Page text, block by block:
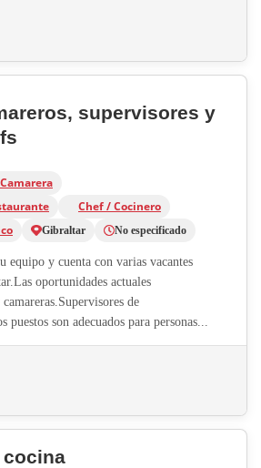
supervisores y
Chef / Cocinero
Gibraltar No especificado
equipo y cuenta con varias vacantes
oportunidades actuales
de
puestos son adecuados para personas...
cocina